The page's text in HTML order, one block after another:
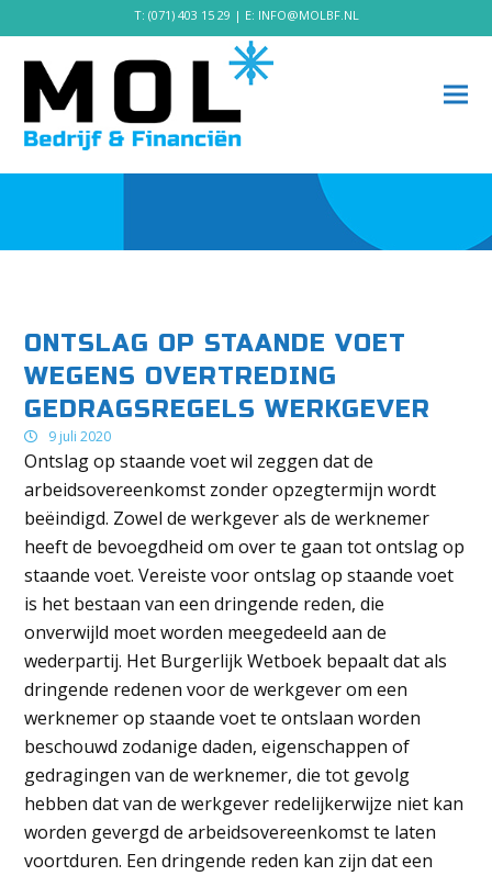
T: (071) 403 15 29 | E: INFO@MOLBF.NL
ONTSLAG OP STAANDE VOET
WEGENS OVERTREDING
GEDRAGSREGELS WERKGEVER
9 juli 2020
Ontslag op staande voet wil zeggen dat de
arbeidsovereenkomst zonder opzegtermijn wordt
beëindigd. Zowel de werkgever als de werknemer
heeft de bevoegdheid om over te gaan tot ontslag op
staande voet. Vereiste voor ontslag op staande voet
is het bestaan van een dringende reden, die
onverwijld moet worden meegedeeld aan de
wederpartij. Het Burgerlijk Wetboek bepaalt dat als
dringende redenen voor de werkgever om een
werknemer op staande voet te ontslaan worden
beschouwd zodanige daden, eigenschappen of
gedragingen van de werknemer, die tot gevolg
hebben dat van de werkgever redelijkerwijze niet kan
worden gevergd de arbeidsovereenkomst te laten
voortduren. Een dringende reden kan zijn dat een